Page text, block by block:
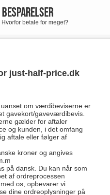
betale for meget?
just-half-price.dk
om værdibeviserne er
gavekort/gaveværdibevis.
gælder for aftaler
og kunden, i det omfang
aftale eller følger af
kroner og angives
på dansk. Du kan når som
af ordreprocessen
os, opbevarer vi
dine ordreoplysninger på